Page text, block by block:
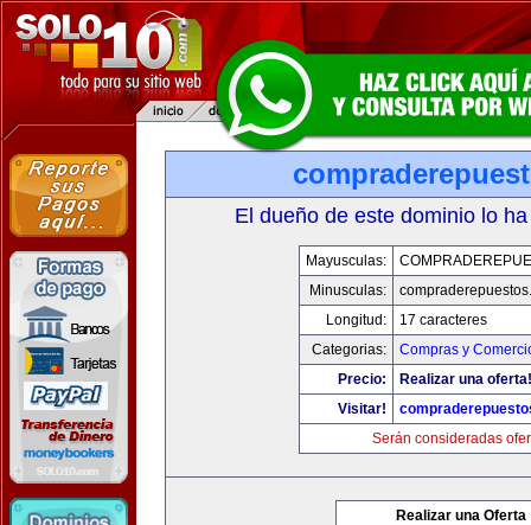
El dueño de este dominio lo
Mayusculas:
Minusculas:
Longitud:
17 caracteres
Categorias:
Compras y
Precio:
Realizar una oferta!
Visitar!
Serán consideradas
Realizar una Oferta